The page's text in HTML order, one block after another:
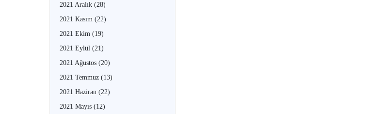
2021 Aralık (28)
2021 Kasım (22)
2021 Ekim (19)
2021 Eylül (21)
2021 Ağustos (20)
2021 Temmuz (13)
2021 Haziran (22)
2021 Mayıs (12)